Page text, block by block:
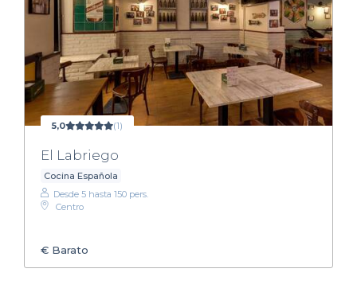
5,0 (1)
El Labriego
Cocina Española
Desde 5 hasta 150 pers.
Centro
€ Barato